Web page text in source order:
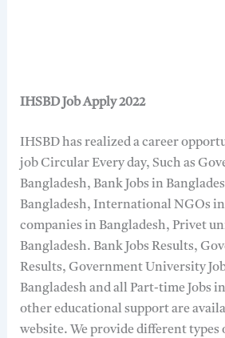
IHSBD Job Apply 2022
IHSBD has realized a career
job Circular Every day, Such as
Bangladesh, Bank Jobs in
Bangladesh, International NGOs
companies in Bangladesh, Privet
Bangladesh. Bank Jobs Results,
Results, Government University
Bangladesh and all Part-time Jobs
other educational support are
website. We provide different